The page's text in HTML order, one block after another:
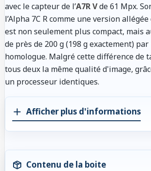
avec le capteur de l’A7R Vde 61 Mpx.
l’Alpha 7C R comme une version allégée
est non seulement plus compact, mais
de près de 200 g (198 g exactement)
homologue. Malgré cette différence de
tous deux la même qualité d'image,
un processeur identiques.
Afficher plus d'informations
Contenu de la boite